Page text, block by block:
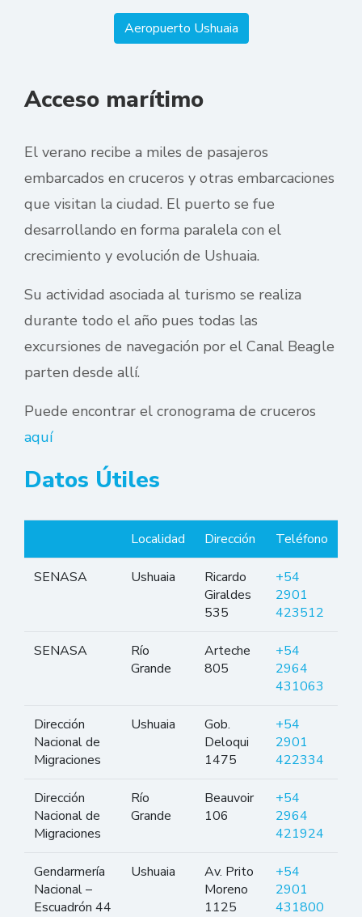
Aeropuerto Ushuaia
Acceso marítimo
El verano recibe a miles de pasajeros
embarcados en cruceros y otras embarcaciones
que visitan la ciudad. El puerto se fue
desarrollando en forma paralela con el
crecimiento y evolución de Ushuaia.
Su actividad asociada al turismo se realiza
durante todo el año pues todas las
excursiones de navegación por el Canal Beagle
parten desde allí.
Puede encontrar el cronograma de cruceros
aquí
Datos Útiles
Localidad Dirección Teléfono
SENASA Ushuaia
Ricardo
Giraldes
535
+54
2901
423512
SENASA
Río
Grande
Arteche
805
+54
2964
431063
Dirección
Nacional de
Migraciones
Ushuaia
Gob.
Deloqui
1475
+54
2901
422334
Dirección
Nacional de
Migraciones
Río
Grande
Beauvoir
106
+54
2964
421924
Gendarmería
Nacional –
Escuadrón 44
Ushuaia
Av. Prito
Moreno
1125
+54
2901
431800